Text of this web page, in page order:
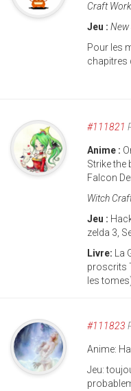
Craft
Jeu : New
Pour les
chapitres
#111821
Anime :
Strike the
Falcon
Witch
Jeu :
zelda 3,
Livre: La
proscrits
les
#111823
Anime:
Jeu: